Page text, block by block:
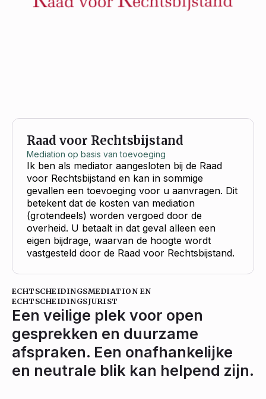
Raad voor Rechtsbijstand
Mediation op basis van toevoeging
Ik ben als mediator aangesloten bij de Raad
voor Rechtsbijstand en kan in sommige
gevallen een toevoeging voor u aanvragen. Dit
betekent dat de kosten van mediation
(grotendeels) worden vergoed door de
overheid. U betaalt in dat geval alleen een
eigen bijdrage, waarvan de hoogte wordt
vastgesteld door de Raad voor Rechtsbijstand.
ECHTSCHEIDINGSMEDIATION EN
ECHTSCHEIDINGSJURIST
Een veilige plek voor open
gesprekken en duurzame
afspraken. Een onafhankelijke
en neutrale blik kan helpend zijn.